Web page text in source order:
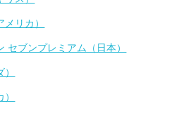
リカ）
セブンプレミアム（日本）